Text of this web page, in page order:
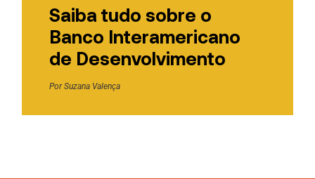
Saiba tudo sobre o
Banco Interamericano
de Desenvolvimento
PorSuzana Valença